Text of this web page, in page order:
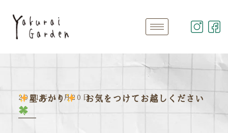
2021年 11月20日
星あかり お気をつけてお越しください